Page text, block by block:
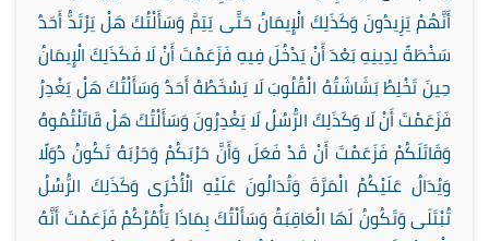
أَنَّهُمْ يَزِيدُونَ وَكَذَلِكَ الْإِيمَانُ حَتَّى يَتِمَّ وَسَأَلْتُكَ هَلْ يَرْتَدُّ أَحَدٌ
سَخْطَةً لِدِينِهِ بَعْدَ أَنْ يَدْخُلَ فِيهِ فَزَعَمْتَ أَنْ لَا فَكَذَلِكَ الْإِيمَانُ
حِينَ تَخْلِطُ بَشَاشَتُهُ الْقُلُوبَ لَا يَسْخَطُهُ أَحَدٌ وَسَأَلْتُكَ هَلْ يَغْدِرُ
فَزَعَمْتَ أَنْ لَا وَكَذَلِكَ الرُّسُلُ لَا يَغْدِرُونَ وَسَأَلْتُكَ هَلْ قَاتَلْتُمُوهُ
وَقَاتَلَكُمْ فَزَعَمْتَ أَنْ قَدْ فَعَلَ وَأَنَّ حَرْبَكُمْ وَحَرْبَهُ تَكُونُ دُوَلًا
وَيُدَالُ عَلَيْكُمُ الْمَرَّةَ وَتُدَالُونَ عَلَيْهِ الْأُخْرَى وَكَذَلِكَ الرُّسُلُ
تُبْتَلَى وَتَكُونُ لَهَا الْعَاقِبَةُ وَسَأَلْتُكَ بِمَاذَا يَأْمُرُكُمْ فَزَعَمْتَ أَنَّهُ